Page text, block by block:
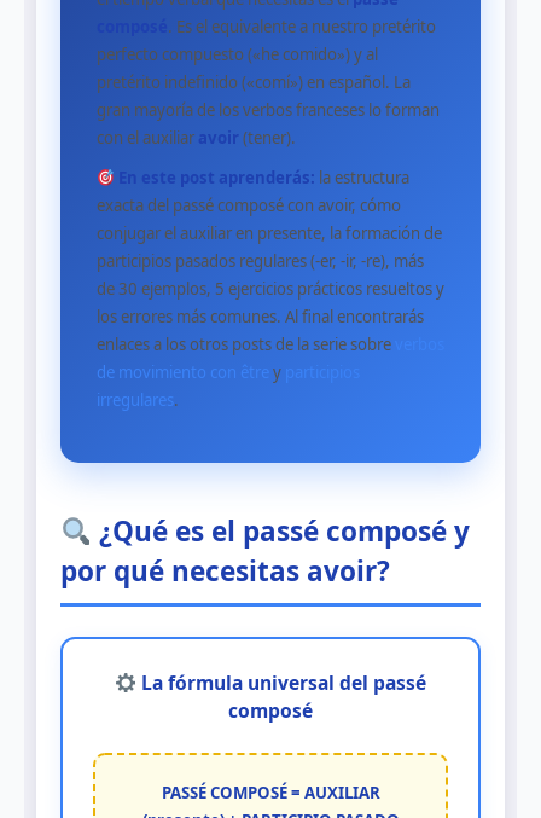
. Es el equivalente a nuestro pretérito
perfecto compuesto («he comido») y al
pretérito indefinido («comí») en español. La
gran mayoría de los verbos franceses lo forman
con el auxiliar avoir (tener).
En este post aprenderás: la estructura
exacta del passé composé con avoir, cómo
conjugar el auxiliar en presente, la formación de
participios pasados regulares (‑er, ‑ir, ‑re), más
de 30 ejemplos, 5 ejercicios prácticos resueltos y
los errores más comunes. Al final encontrarás
enlaces a los otros posts de la serie sobre
de movimiento con être y participios
irregulares.
¿Qué es el passé composé y
por qué necesitas avoir?
La fórmula universal del passé
composé
PASSÉ COMPOSÉ = AUXILIAR